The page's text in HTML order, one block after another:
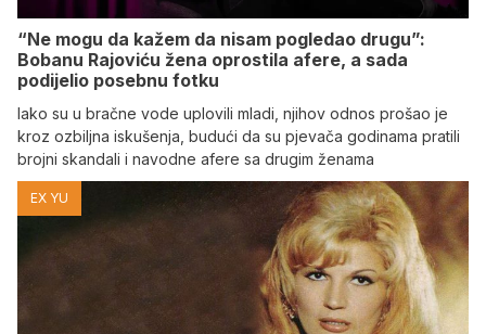
“Ne mogu da kažem da nisam pogledao drugu”:
Bobanu Rajoviću žena oprostila afere, a sada
podijelio posebnu fotku
Iako su u bračne vode uplovili mladi, njihov odnos prošao je
kroz ozbiljna iskušenja, budući da su pjevača godinama pratili
brojni skandali i navodne afere sa drugim ženama
EX YU